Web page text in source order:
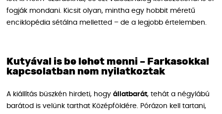
fogják mondani. Kicsit olyan, mintha egy hobbit méretű
enciklopédia sétálna melletted – de a legjobb értelemben.
Kutyával is be lehet menni – Farkasokkal
kapcsolatban nem nyilatkoztak
A kiállítás büszkén hirdeti, hogy állatbarát, tehát a négylábú
barátod is velünk tarthat Középföldére. Pórázon kell tartani,